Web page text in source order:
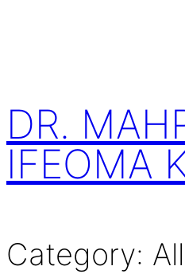
DR.
IFEOMA
Category: